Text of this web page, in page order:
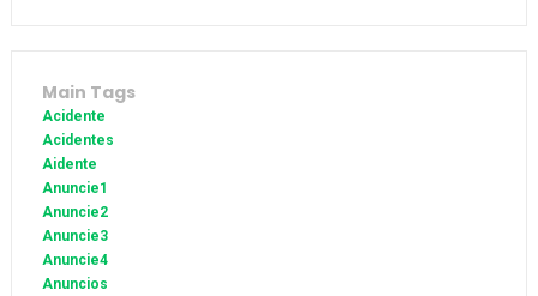
Main Tags
Acidente
Acidentes
Aidente
Anuncie1
Anuncie2
Anuncie3
Anuncie4
Anuncios